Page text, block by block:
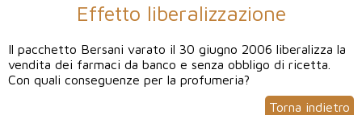
Effetto liberalizzazione
Il pacchetto Bersani varato il 30 giugno 2006 liberalizza la
vendita dei farmaci da banco e senza obbligo di ricetta.
Con quali conseguenze per la profumeria?
Torna indietro